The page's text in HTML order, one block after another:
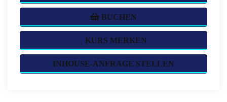
BUCHEN
KURS MERKEN
INHOUSE-ANFRAGE STELLEN